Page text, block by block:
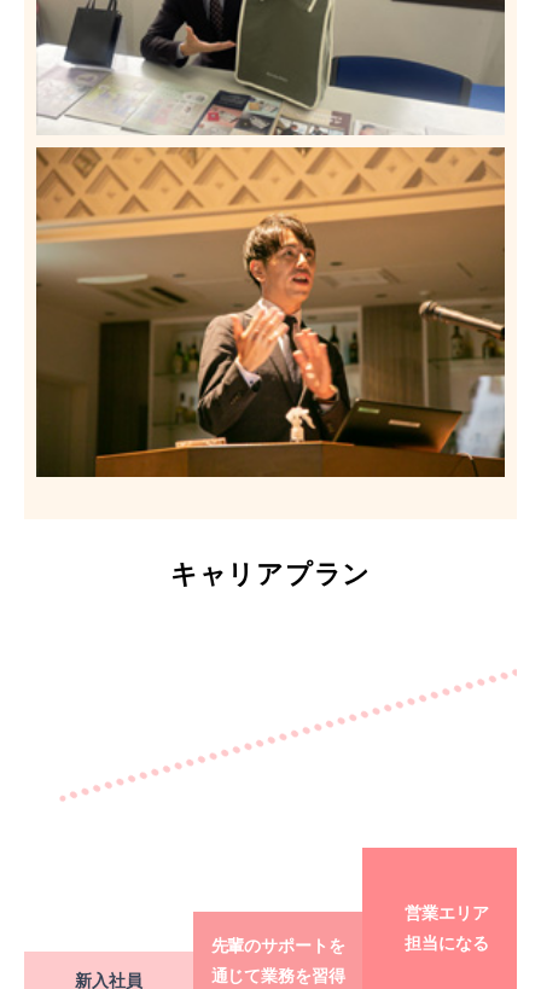
キャリアプラン
新入社員
先輩のサポートを
通じて業務を習得
営業エリア
担当になる